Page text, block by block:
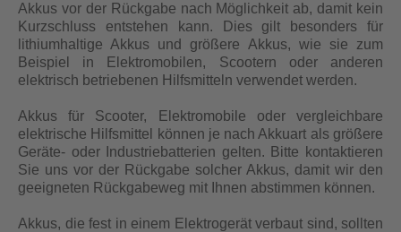
Akkus vor der Rückgabe nach Möglichkeit ab, damit kein
Kurzschluss entstehen kann. Dies gilt besonders für
lithiumhaltige Akkus und größere Akkus, wie sie zum
Beispiel in Elektromobilen, Scootern oder anderen
elektrisch betriebenen Hilfsmitteln verwendet werden.
Akkus für Scooter, Elektromobile oder vergleichbare
elektrische Hilfsmittel können je nach Akkuart als größere
Geräte- oder Industriebatterien gelten. Bitte kontaktieren
Sie uns vor der Rückgabe solcher Akkus, damit wir den
geeigneten Rückgabeweg mit Ihnen abstimmen können.
Akkus, die fest in einem Elektrogerät verbaut sind, sollten